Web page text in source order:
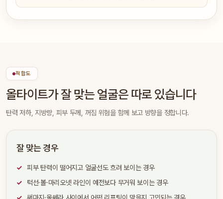
적합도
올타이트가 잘 맞는 얼굴은 따로 있습니다
탄력 저하, 지방량, 피부 두께, 꺼짐 위험을 함께 보고 방향을 정합니다.
잘 맞는 경우
피부 탄력이 떨어지고 얼굴선도 흐려 보이는 경우
턱선·볼·마리오넷 라인이 예전보다 무거워 보이는 경우